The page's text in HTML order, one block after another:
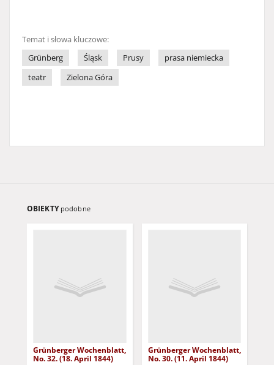
Temat i słowa kluczowe:
Grünberg
Śląsk Prusy
prasa niemiecka
teatr
Zielona Góra
OBIEKTY podobne
Grünberger Wochenblatt,
No. 32. (18. April 1844)
Grünberger Wochenblatt,
No. 30. (11. April 1844)